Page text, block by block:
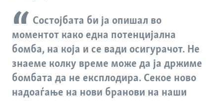
Состојбата би ја опишал во
моментот како една потенцијална
бомба, на која и се вади осигурачот. Не
знаеме колку време може да ја држиме
бомбата да не експлодира. Секое ново
надоаѓање на нови бранови на наши